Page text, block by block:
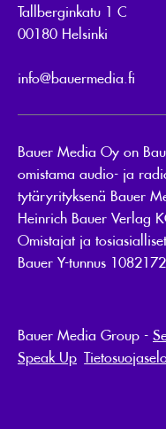
Tallberginkatu 1 C
00180 Helsinki
info@bauermedia.fi
Bauer Media Oy on
omistama audio- ja
tytäryrityksenä Bauer
Heinrich Bauer Verlag
Omistajat ja
Bauer Y-tunnus
Bauer Media Group -
Speak Up